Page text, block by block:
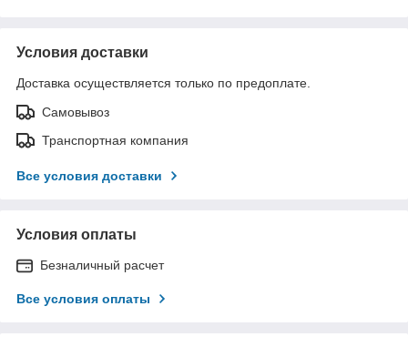
Условия доставки
Доставка осуществляется только по предоплате.
Самовывоз
Транспортная компания
Все условия доставки
Условия оплаты
Безналичный расчет
Все условия оплаты